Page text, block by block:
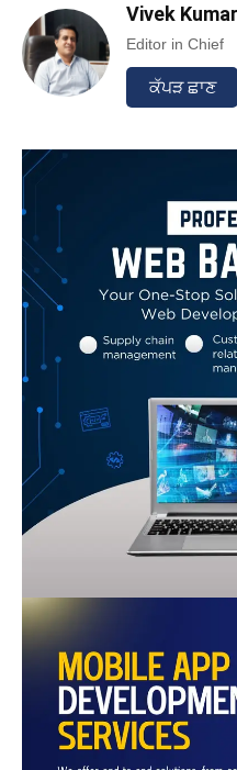
Vivek Kumar
Editor in Chief
ਕੱਪੜ ਛਾਣ